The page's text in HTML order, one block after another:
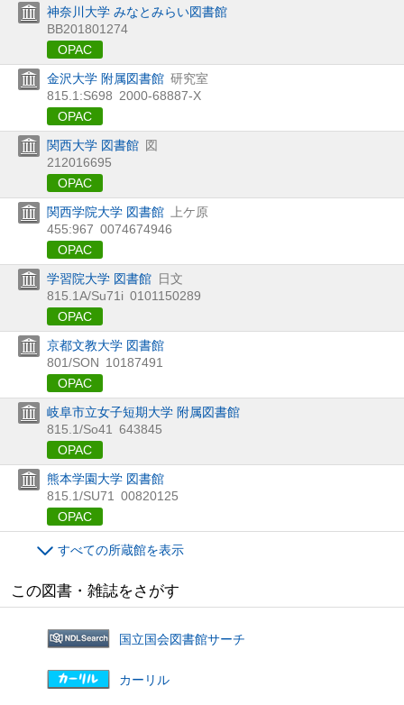
神奈川大学 みなとみらい図書館
BB201801274
OPAC
金沢大学 附属図書館 研究室
815.1:S698 2000-68887-X
OPAC
関西大学 図書館 図
212016695
OPAC
関西学院大学 図書館
上ケ原
455:967 0074674946
OPAC
学習院大学 図書館 日文
815.1A/Su71i 0101150289
OPAC
京都文教大学 図書館
801/SON 10187491
OPAC
岐阜市立女子短期大学 附属図書館
815.1/So41
643845
OPAC
熊本学園大学 図書館
815.1/SU71
00820125
OPAC
すべての所蔵館を表示
この図書・雑誌をさがす
国立国会図書館サーチ
カーリル